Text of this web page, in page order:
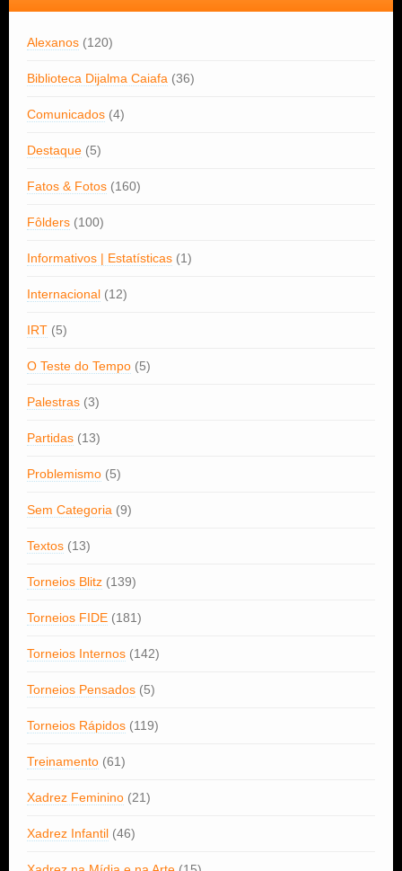
Alexanos (120)
Biblioteca Dijalma Caiafa (36)
Comunicados (4)
Destaque (5)
Fatos & Fotos (160)
Fôlders (100)
Informativos | Estatísticas (1)
Internacional (12)
IRT (5)
O Teste do Tempo (5)
Palestras (3)
Partidas (13)
Problemismo (5)
Sem Categoria (9)
Textos (13)
Torneios Blitz (139)
Torneios FIDE (181)
Torneios Internos (142)
Torneios Pensados (5)
Torneios Rápidos (119)
Treinamento (61)
Xadrez Feminino (21)
Xadrez Infantil (46)